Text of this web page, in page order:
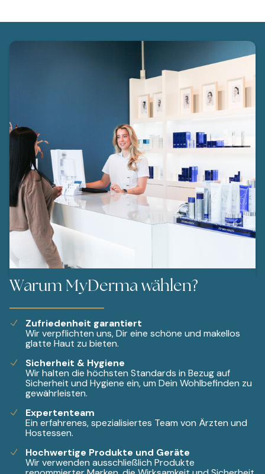
Warum MyDerma wählen?
Zufriedenheit garantiert
Wir verpflichten uns, Dir eine schöne und makellos
glatte Haut zu bieten.
Sicherheit & Hygiene
Wir halten die höchsten Standards in Bezug auf
Sicherheit und Hygiene ein, um Dein Wohlbefinden zu
gewährleisten.
Expertenteam
Ein erfahrenes, spezialisiertes Team von Ärzten und
Hostessen.
Hochwertige Produkte und Geräte
Wir verwenden ausschließlich Produkte